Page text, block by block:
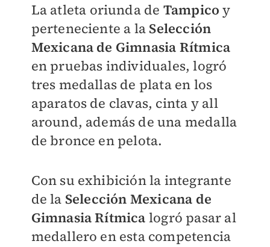
La atleta oriunda de Tampico y
perteneciente a la Selección
Mexicana de Gimnasia Rítmica
en pruebas individuales, logró
tres medallas de plata en los
aparatos de clavas, cinta y all
around, además de una medalla
de bronce en pelota.
Con su exhibición la integrante
de la Selección Mexicana de
Gimnasia Rítmica logró pasar al
medallero en esta competencia